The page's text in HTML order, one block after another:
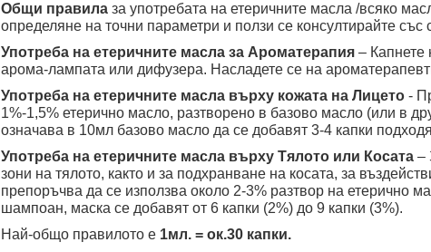
Общи правила за употребата на етеричните масла /всяко
определяне на точни параметри и ползи се консултирайте със
Употреба на етеричните масла за Ароматерапия – Капнете
арома-лампата или дифузера. Насладете се на
Употреба на етеричните масла върху кожата на Лицето -
1%-1,5% етерично масло, разтворено в базово масло (или в
означава в 10мл базово масло да се добавят 3-4 капки
Употреба на етеричните масла върху Тялото или Косата –
зони на тялото, както и за подхранване на косата, за
препоръчва да се използва около 2-3% разтвор на етерично
шампоан, маска се добавят от 6 капки (2%) до 9 капки (3%).
Най-общо правилото е 1мл. = ок.30 капки.